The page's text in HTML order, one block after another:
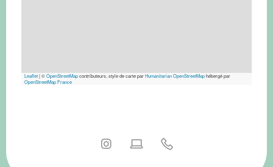
Leaflet|©OpenStreetMapcontributeurs, style de carte parHumanitarian OpenStreetMaphébergé par
OpenStreetMap France